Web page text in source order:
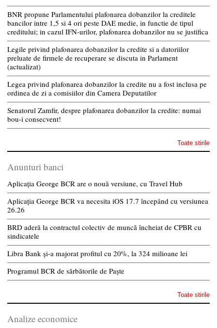
BNR propune Parlamentului plafonarea dobanzilor la creditele
bancilor intre 1,5 si 4 ori peste DAE medie, in functie de tipul
creditului; in cazul IFN-urilor, plafonarea dobanzilor nu se justifica
Legile privind plafonarea dobanzilor la credite si a datoriilor
preluate de firmele de recuperare se discuta in Parlament
(actualizat)
Legea privind plafonarea dobanzilor la credite nu a fost inclusa pe
ordinea de zi a comisiilor din Camera Deputatilor
Senatorul Zamfir, despre plafonarea dobanzilor la credite: numai
bou-i consecvent!
Toate stirile
Anunturi banci
Aplicația George BCR are o nouă versiune, cu Travel Hub
Aplicația George BCR va necesita iOS 17.7 începând cu versiunea
26.26
BRD aderă la contractul colectiv de muncă încheiat de CPBR cu
sindicatele
Libra Bank și-a majorat profitul cu 20%, la 324 milioane lei
Programul BCR de sărbătorile de Paște
Toate stirile
Analize economice